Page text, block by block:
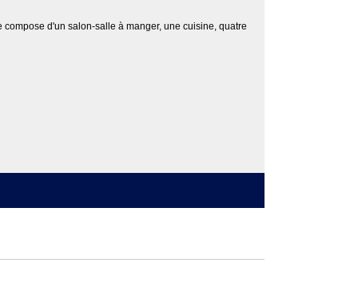
d'un salon-salle à manger, une cuisine, quatre